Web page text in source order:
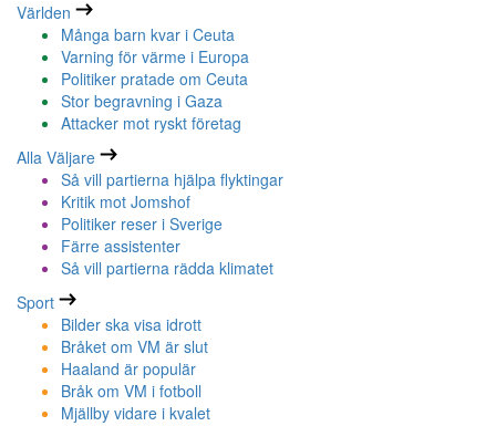
Världen
Många barn kvar i Ceuta
Varning för värme i Europa
Politiker pratade om Ceuta
Stor begravning i Gaza
Attacker mot ryskt företag
Alla Väljare
Så vill partierna hjälpa flyktingar
Kritik mot Jomshof
Politiker reser i Sverige
Färre assistenter
Så vill partierna rädda klimatet
Sport
Bilder ska visa idrott
Bråket om VM är slut
Haaland är populär
Bråk om VM i fotboll
Mjällby vidare i kvalet